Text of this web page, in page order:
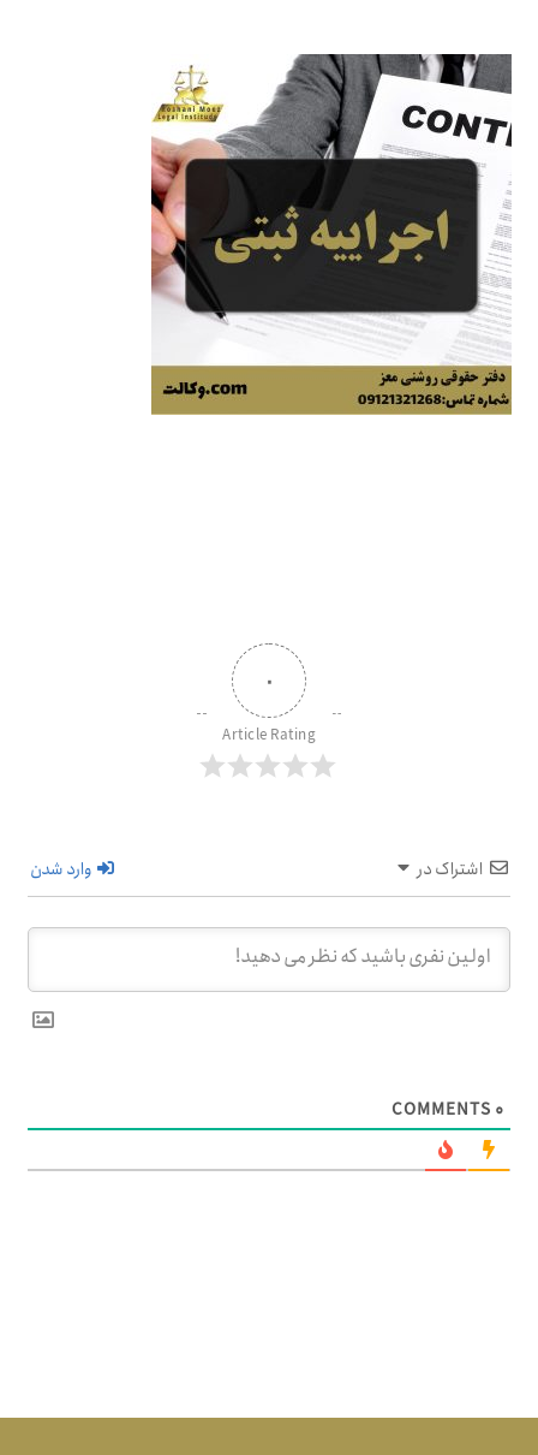
۰
Article Rating
اشتراک در وارد شدن
۰